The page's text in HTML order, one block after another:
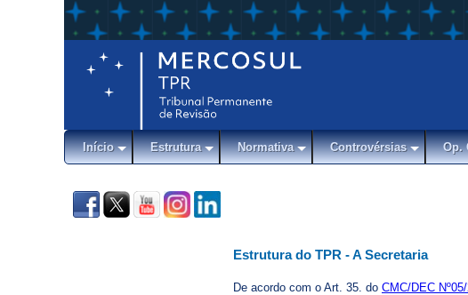
Início Estrutura Normativa Controvérsias Op.
Estrutura do TPR - A Secretaria
De acordo com o Art. 35. do CMC/DEC